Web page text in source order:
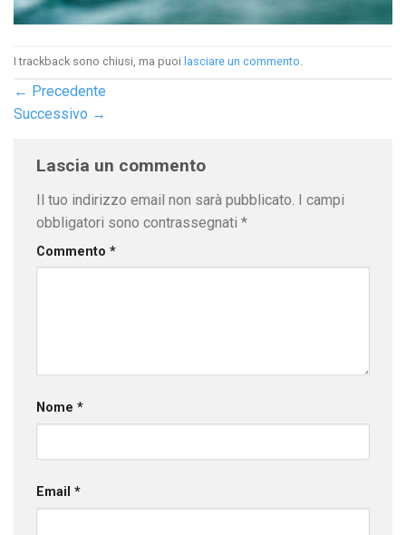
I trackback sono chiusi, ma puoi lasciare un commento.
← Precedente
Successivo →
Lascia un commento
Il tuo indirizzo email non sarà pubblicato. I campi
obbligatori sono contrassegnati *
Commento *
Nome *
Email *